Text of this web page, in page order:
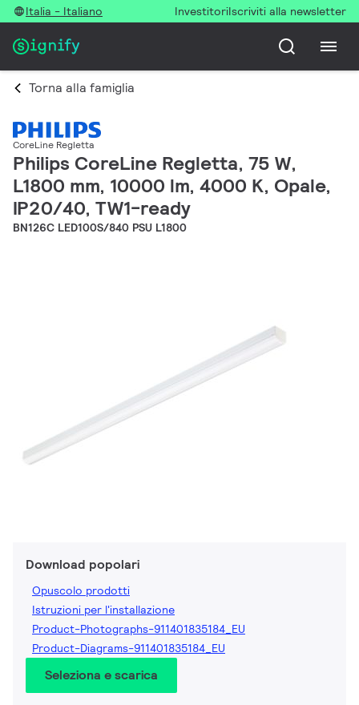
Italia - Italiano InvestitoriIscriviti alla newsletter
Torna alla famiglia
CoreLine Regletta
Philips CoreLine Regletta, 75 W,
L1800 mm, 10000 lm, 4000 K, Opale,
IP20/40, TW1-ready
BN126C LED100S/840 PSU L1800
Download popolari
Opuscolo prodotti
Istruzioni per l'installazione
Product-Photographs-911401835184_EU
Product-Diagrams-911401835184_EU
Seleziona e scarica